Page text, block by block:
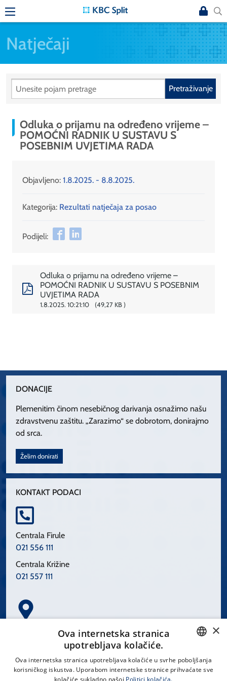
Natječaji
Pretraživanje
Odluka o prijamu na određeno vrijeme –
POMOĆNI RADNIK U SUSTAVU S
POSEBNIM UVJETIMA RADA
Objavljeno: 1.8.2025. - 8.8.2025.
Kategorija: Rezultati natječaja za posao
Podijeli:
Odluka o prijamu na određeno vrijeme –
POMOĆNI RADNIK U SUSTAVU S POSEBNIM
UVJETIMA RADA
1.8.2025. 10:21:10 49,27 KB
DONACIJE
Plemenitim činom nesebičnog darivanja osnažimo našu
zdravstvenu zaštitu. „Zarazimo“ se dobrotom, donirajmo
od srca.
Želim donirati
KONTAKT PODACI
Centrala Firule
021 556 111
Centrala Križine
021 557 111
Spinčićeva 1, 21000 Split
CROATIAN
×
Ova internetska stranica
upotrebljava kolačiće.
Ova internetska stranica upotrebljava kolačiće u svrhe poboljšanja
korisničkog iskustva. Uporabom internetske stranice prihvaćate sve
kolačiće sukladno našoj Politici kolačića.